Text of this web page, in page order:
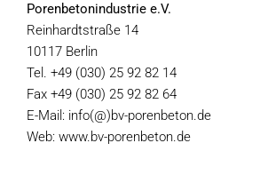
Porenbetonindustrie e.V.
Reinhardtstraße 14
10117 Berlin
Tel. +49 (030) 25 92 82 14
Fax +49 (030) 25 92 82 64
E-Mail: info(@)bv-porenbeton.de
Web: www.bv-porenbeton.de